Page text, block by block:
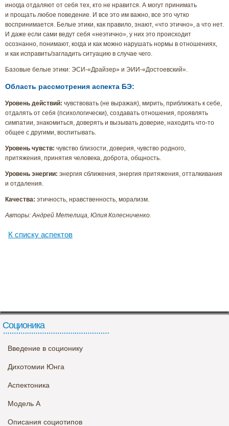
иногда отдаляют от себя тех, кто не нравится. А могут принимать
и прощать любое поведение. И все это им важно, все это чутко
воспринимается. Белые этики, как правило, знают, «что этично», а что нет.
И даже если сами ведут себя «неэтично», у них это происходит
осознанно, понимают, когда и как можно нарушать нормы в отношениях,
и как исправить/загладить ситуацию в случае чего.
Базовые белые этики: ЭСИ-«Драйзер» и ЭИИ-«Достоевский».
Область рассмотрения аспекта БЭ:
Уровень действий: чувствовать (не выражая), мирить, приближать к себе,
отдалять от себя (психологически), создавать отношения, проявлять
симпатии, знакомиться, доверять и вызывать доверие, находить что-то
общее с другими, воспитывать.
Уровень чувств: чувство близости, доверия, чувство родного,
притяжения, принятия человека, доброта, общность.
Уровень энергии: энергия сближения, энергия притяжения, отталкивания
и отдаления.
Качества: этичность, нравственность, морализм.
Авторы: Андрей Метелица, Юлия Колесниченко.
К списку аспектов
Соционика
Введение в соционику
Дихотомии Юнга
Аспектоника
Модель А
Описания социотипов